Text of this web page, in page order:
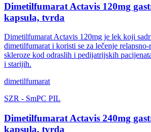
Dimetilfumarat Actavis 120mg
kapsula, tvrda
Dimetilfumarat Actavis 120mg je lek koji
dimetilfumarat i koristi se za lečenje
skleroze kod odraslih i pedijatrijskih
i starijih.
dimetilfumarat
SZR - SmPC PIL
Dimetilfumarat Actavis 240mg
kapsula, tvrda